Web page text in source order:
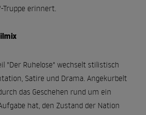
Truppe erinnert.
"Der Ruhelose" wechselt stilistisch
Satire und Drama. Angekurbelt
das Geschehen rund um ein
hat, den Zustand der Nation